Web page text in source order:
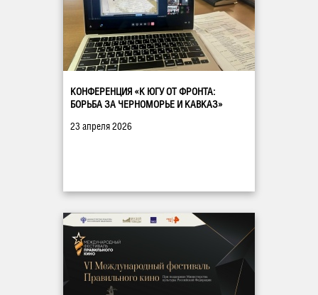
КОНФЕРЕНЦИЯ «К ЮГУ ОТ ФРОНТА:
БОРЬБА ЗА ЧЕРНОМОРЬЕ И КАВКАЗ»
23 апреля 2026